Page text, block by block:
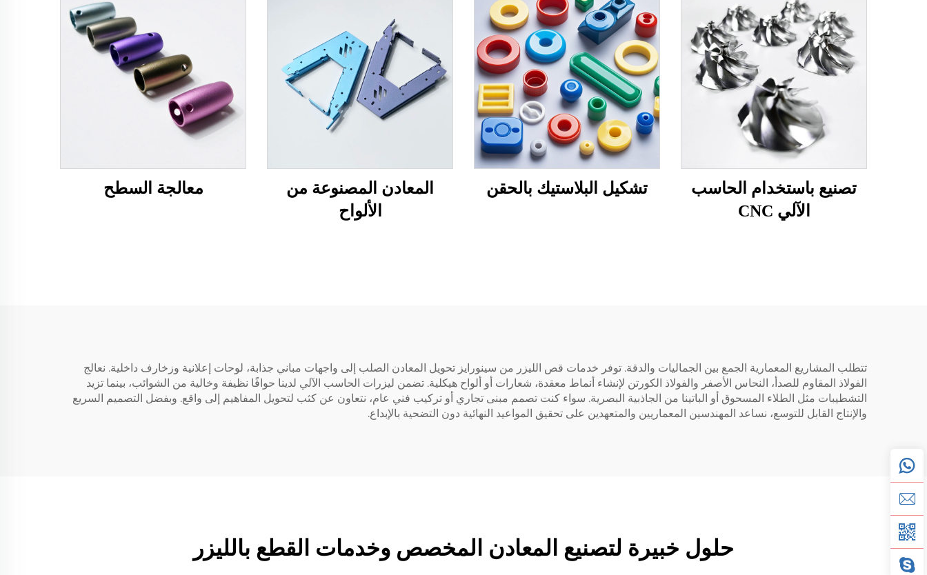
تصنيع باستخدام الحاسب
الآلي CNC
تشكيل البلاستيك بالحقن
المعادن المصنوعة من
الألواح
معالجة السطح
تتطلب المشاريع المعمارية الجمع بين الجماليات والدقة. توفر خدمات قص الليزر من سينورايز تحويل المعادن الصلب إلى واجهات مباني جذابة، لوحات إعلانية وزخارف داخلية. نعالج
الفولاذ المقاوم للصدأ، النحاس الأصفر والفولاذ الكورتن لإنشاء أنماط معقدة، شعارات أو ألواح هيكلية. تضمن ليزرات الحاسب الآلي لدينا حوافًا نظيفة وخالية من الشوائب، بينما تزيد
التشطيبات مثل الطلاء المسحوق أو الباتينا من الجاذبية البصرية. سواء كنت تصمم مبنى تجاري أو تركيب فني عام، نتعاون عن كثب لتحويل المفاهيم إلى واقع. وبفضل التصميم السريع
والإنتاج القابل للتوسع، نساعد المهندسين المعماريين والمتعهدين على تحقيق المواعيد النهائية دون التضحية بالإبداع.
حلول خبيرة لتصنيع المعادن المخصص وخدمات القطع بالليزر